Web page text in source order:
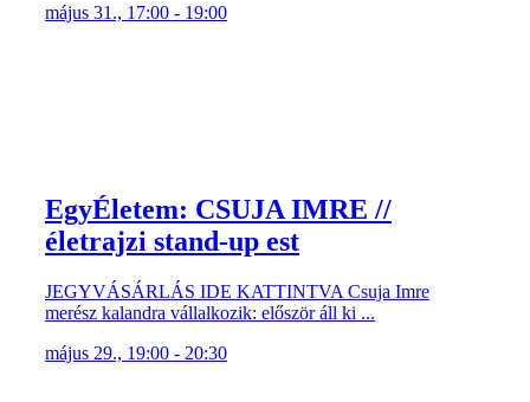
május 31., 17:00 - 19:00
EgyÉletem: CSUJA IMRE //
életrajzi stand-up est
JEGYVÁSÁRLÁS IDE KATTINTVA Csuja Imre
merész kalandra vállalkozik: először áll ki ...
május 29., 19:00 - 20:30